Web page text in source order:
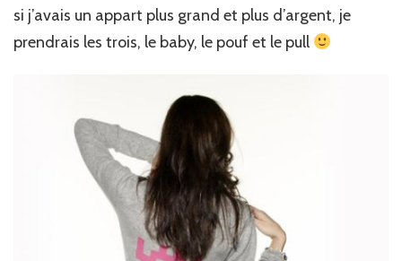
si j’avais un appart plus grand et plus d’argent, je
prendrais les trois, le baby, le pouf et le pull